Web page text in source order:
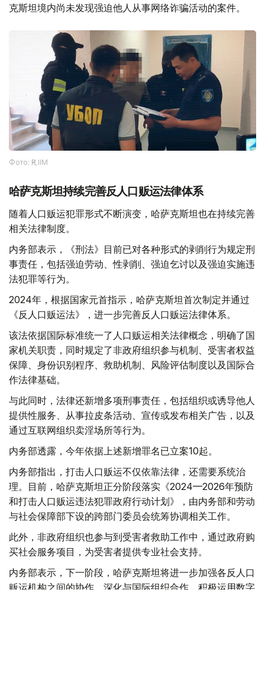
克斯坦境内尚未发现强迫他人从事网络诈骗活动的案件。
Фото: ҚР ІІМ
哈萨克斯坦持续完善反人口贩运法律体系
随着人口贩运犯罪形式不断演变，哈萨克斯坦也在持续完善
相关法律制度。
内务部表示，《刑法》目前已对各种形式的剥削行为规定刑
事责任，包括强迫劳动、性剥削、强迫乞讨以及强迫实施违
法犯罪等行为。
2024年，根据国家元首指示，哈萨克斯坦首次制定并通过
《反人口贩运法》，进一步完善反人口贩运法律体系。
该法依据国际标准统一了人口贩运相关法律概念，明确了国
家机关职责，同时规定了非政府组织参与机制、受害者权益
保障、身份识别程序、救助机制、风险评估制度以及国际合
作法律基础。
与此同时，法律还新增多项刑事责任，包括组织或诱导他人
提供性服务、从事拉皮条活动、宣传或发布相关广告，以及
通过互联网组织卖淫场所等行为。
内务部透露，今年依据上述新增罪名已立案10起。
内务部指出，打击人口贩运不仅依靠法律，还需要系统治
理。目前，哈萨克斯坦正分阶段落实《2024—2026年预防
和打击人口贩运违法犯罪政府行动计划》，由内务部和劳动
与社会保障部下设的跨部门委员会统筹协调相关工作。
此外，非政府组织也参与到受害者救助工作中，通过政府购
买社会服务项目，为受害者提供专业社会支持。
内务部表示，下一阶段，哈萨克斯坦将进一步加强各反人口
贩运机构之间的协作，深化与国际组织合作，积极运用数字